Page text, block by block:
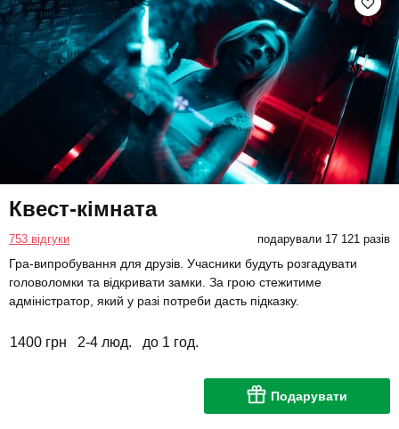
Квест-кімната
753 відгуки подарували 17 121 разів
Гра-випробування для друзів. Учасники будуть розгадувати
головоломки та відкривати замки. За грою стежитиме
адміністратор, який у разі потреби дасть підказку.
1400 грн 2-4 люд. до 1 год.
Подарувати